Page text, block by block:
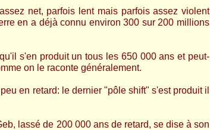
net, parfois lent mais parfois assez violent
en a déjà connu environ 300 sur 200 millions
s'en produit un tous les 650 000 ans et peut-
on le raconte généralement.
en retard: le dernier "pôle shift" s'est produit il
lassé de 200 000 ans de retard, se dise à son